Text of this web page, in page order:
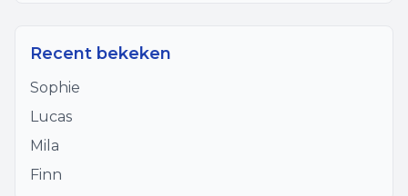
Recent bekeken
Sophie
Lucas
Mila
Finn